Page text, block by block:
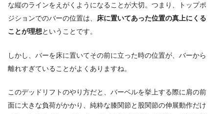
な縦のラインをえがくようになることが大切。つまり、トップポ
ジションでのバーの位置は、 床に置いてあった位置の真上にくる
ことが理想ということです。
しかし、バーを床に置いてその前に立った時の位置が、バーから
離れすぎていることがよくありますね。
このデッドリフトのやり方だと、バーベルを挙上する際に肩の前
面に大きな負荷がかかり、純粋な膝関節と股関節の伸展動作だけ